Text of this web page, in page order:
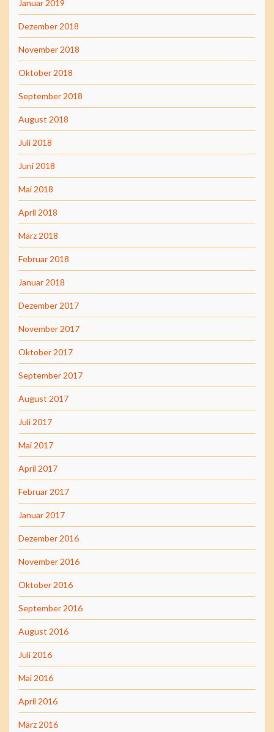
Januar 2019
Dezember 2018
November 2018
Oktober 2018
September 2018
August 2018
Juli 2018
Juni 2018
Mai 2018
April 2018
März 2018
Februar 2018
Januar 2018
Dezember 2017
November 2017
Oktober 2017
September 2017
August 2017
Juli 2017
Mai 2017
April 2017
Februar 2017
Januar 2017
Dezember 2016
November 2016
Oktober 2016
September 2016
August 2016
Juli 2016
Mai 2016
April 2016
März 2016